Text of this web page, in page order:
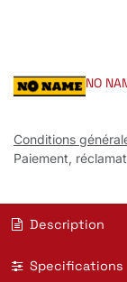
NO
Conditions
Paiement,
Description
Specifications